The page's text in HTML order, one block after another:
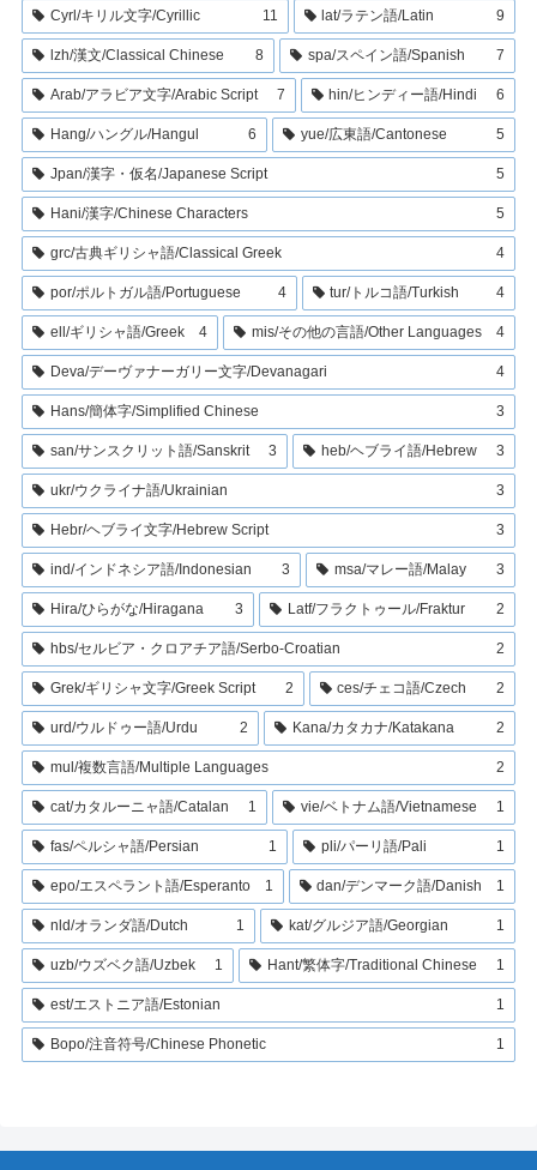
Cyrl/キリル文字/Cyrillic 11 lat/ラテン語/Latin 9
lzh/漢文/Classical Chinese 8 spa/スペイン語/Spanish 7
Arab/アラビア文字/Arabic Script 7 hin/ヒンディー語/Hindi 6
Hang/ハングル/Hangul 6 yue/広東語/Cantonese 5
Jpan/漢字・仮名/Japanese Script 5
Hani/漢字/Chinese Characters 5
grc/古典ギリシャ語/Classical Greek 4
por/ポルトガル語/Portuguese 4 tur/トルコ語/Turkish 4
ell/ギリシャ語/Greek 4 mis/その他の言語/Other Languages 4
Deva/デーヴァナーガリー文字/Devanagari 4
Hans/簡体字/Simplified Chinese 3
san/サンスクリット語/Sanskrit 3 heb/ヘブライ語/Hebrew 3
ukr/ウクライナ語/Ukrainian 3
Hebr/ヘブライ文字/Hebrew Script 3
ind/インドネシア語/Indonesian 3 msa/マレー語/Malay 3
Hira/ひらがな/Hiragana 3 Latf/フラクトゥール/Fraktur 2
hbs/セルビア・クロアチア語/Serbo-Croatian 2
Grek/ギリシャ文字/Greek Script 2 ces/チェコ語/Czech 2
urd/ウルドゥー語/Urdu 2 Kana/カタカナ/Katakana 2
mul/複数言語/Multiple Languages 2
cat/カタルーニャ語/Catalan 1 vie/ベトナム語/Vietnamese 1
fas/ペルシャ語/Persian 1 pli/パーリ語/Pali 1
epo/エスペラント語/Esperanto 1 dan/デンマーク語/Danish 1
nld/オランダ語/Dutch 1 kat/グルジア語/Georgian 1
uzb/ウズベク語/Uzbek 1 Hant/繁体字/Traditional Chinese 1
est/エストニア語/Estonian 1
Bopo/注音符号/Chinese Phonetic 1